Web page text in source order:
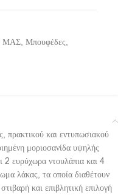
ΜΑΣ, Μπουφέδες,
πρακτικού και εντυπωσιακού
μοριοσανίδα υψηλής
2 ευρύχωρα ντουλάπια και 4
λάκας, τα οποία διαθέτουν
και επιβλητική επιλογή